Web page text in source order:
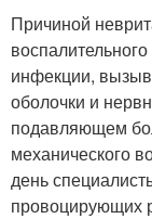
Причиной
инфекции,
оболочки и
подавляющем
механического
день
провоцирующих